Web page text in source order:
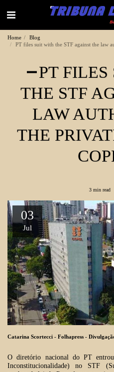
Home
Blog
PT files suit with the STF against the law
PT
THE STF
LAW
THE
3 min read
03
Jul
Catarina Scortecci - Folhapress -
O diretório nacional do PT
Inconstitucionalidade) no STF